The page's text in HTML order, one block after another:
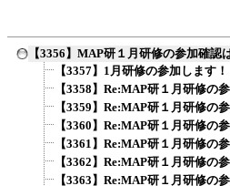
【3356】MAP研１月研修の参加確認
【3357】1月研修の参加します！
【3358】Re:MAP研１月研修の
【3359】Re:MAP研１月研修の
【3360】Re:MAP研１月研修の
【3361】Re:MAP研１月研修の
【3362】Re:MAP研１月研修の
【3363】Re:MAP研１月研修の